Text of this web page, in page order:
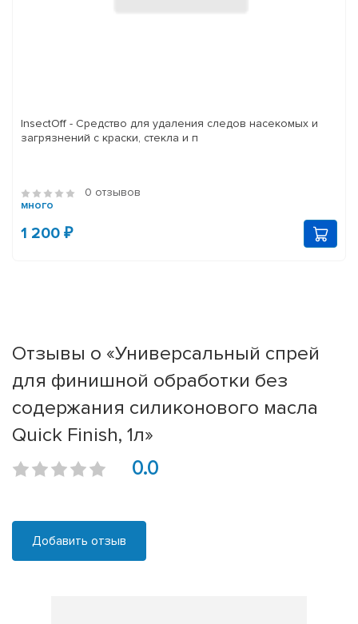
InsectOff - Средство для удаления следов насекомых и
загрязнений с краски, стекла и п
0 отзывов
много
1 200 ₽
Отзывы о «Универсальный спрей
для финишной обработки без
содержания силиконового масла
Quick Finish, 1л»
0.0
Добавить отзыв